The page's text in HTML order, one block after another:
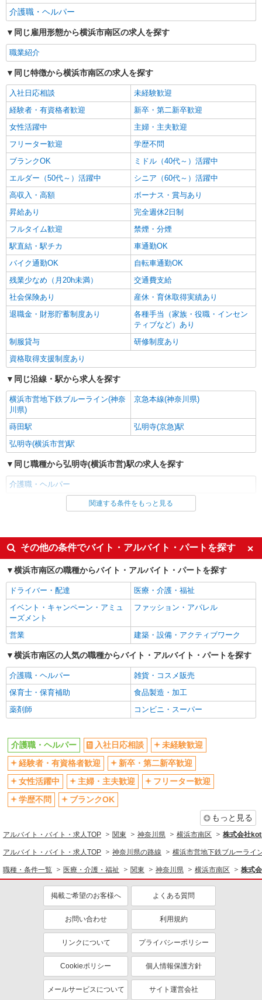
【正社員】月給240,000〜400,000円 ・基本
30,000円 ・役職手当：10,000〜70,000円 ・処遇改
善手当：20,000〜60,000円（勤続年数、保有資格
により変動） ・固定残業手当：20,000円（10時
手当として別途支給 ・夜勤手当：10,000円/1回
（上記給与とは別に支給） 下記資格をお持ちの方
歓迎 ・認知症介護基礎研修 ・初任者研修 ・実務
者研修 ・介護福祉士 など
神奈川県横浜市南区
株式会社kotrio /●YK-H-1953263
阪東橋駅｜小さなグループホームで家事や生活
のサポート！
時給1600円〜2250円 ＜日払い有/週払い有/交
通費全支給(ガソリン代含む)＞
横浜市南区 最寄り駅：阪東橋
キープ 詳細を見る
介護職・ヘルパー
同じ雇用形態から横浜市南区の求人を探す
職業紹介
同じ特徴から横浜市南区の求人を探す
入社日応相談
未経験歓迎
経験者・有資格者歓迎
新卒・第二新卒歓迎
女性活躍中
主婦・主夫歓迎
フリーター歓迎
学歴不問
ブランクOK
ミドル（40代～）活躍中
エルダー（50代～）活躍中
シニア（60代～）活躍中
高収入・高額
ボーナス・賞与あり
昇給あり
完全週休2日制
フルタイム歓迎
禁煙・分煙
駅直結・駅チカ
車通勤OK
バイク通勤OK
自転車通勤OK
残業少なめ（月20h未満）
交通費支給
社会保険あり
産休・育休取得実績あり
退職金・財形貯蓄制度あり
各種手当（家族・役職・インセン
ティブなど）あり
制服貸与
研修制度あり
資格取得支援制度あり
同じ沿線・駅から求人を探す
横浜市営地下鉄ブルーライン(神奈
川県)
京急本線(神奈川県)
蒔田駅
弘明寺(京急)駅
弘明寺(横浜市営)駅
同じ職種から弘明寺(横浜市営)駅の求人を探す
介護職・ヘルパー
同じ雇用形態から弘明寺(横浜市営)駅の求人を探す
同じ特徴から弘明寺(横浜市営)駅の求人を探す
入社日応相談
未経験歓迎
経験者・有資格者歓迎
新卒・第二新卒歓迎
女性活躍中
主婦・主夫歓迎
フリーター歓迎
ブランクOK
ミドル（40代～）活躍中
エルダー（50代～）活躍中
シニア（60代～）活躍中
高収入・高額
ボーナス・賞与あり
昇給あり
完全週休2日制
フルタイム歓迎
禁煙・分煙
駅直結・駅チカ
車通勤OK
残業少なめ（月20h未満）
交通費支給
社会保険あり
産休・育休取得実績あり
退職金・財形貯蓄制度あり
各種手当（家族・役職・インセン
資格取得支援制度あり
同じ職種から求人を探す
医療・介護・福祉
介護職・ヘルパー
同じ特徴から求人を探す
未経験歓迎
ミドル（40代～）活躍中
ボーナス・賞与あり
車通勤OK
社会保険あり
産休・育休取得実績あり
関連する条件をもっと見る
その他の条件でバイト・アルバイト・パートを探す
横浜市南区の職種からバイト・アルバイト・パートを探す
ドライバー・配達
医療・介護・福祉
イベント・キャンペーン・アミュ
ーズメント
ファッション・アパレル
営業 建築・設備・アクティブワーク
横浜市南区の人気の職種からバイト・アルバイト・パートを探す
介護職・ヘルパー
雑貨・コスメ販売
保育士・保育補助
食品製造・加工
薬剤師
コンビニ・スーパー
介護職・ヘルパー 入社日応相談
未経験歓迎
経験者・有資格者歓迎
新卒・第二新卒歓迎
女性活躍中
主婦・主夫歓迎
フリーター歓迎
学歴不問
ブランクOK
もっと見る
アルバイト・バイト・求人TOP 関東 神奈川県 横浜市南区 株式会社
アルバイト・バイト・求人TOP 神奈川県の路線 横浜市営地下鉄ブルーライ
職種・条件一覧 医療・介護・福祉 関東 神奈川県 横浜市南区 株式
掲載ご希望のお客様へ よくある質問
お問い合わせ 利用規約
リンクについて プライバシーポリシー
Cookieポリシー 個人情報保護方針
メールサービスについて サイト運営会社